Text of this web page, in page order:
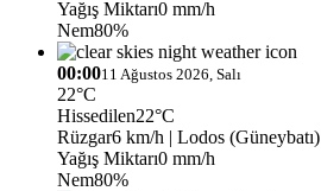
Yağış Miktarı0 mm/h
Nem80%
00:0011 Ağustos 2026, Salı
22°C
Hissedilen22°C
Rüzgar6 km/h | Lodos (Güneybatı)
Yağış Miktarı0 mm/h
Nem80%